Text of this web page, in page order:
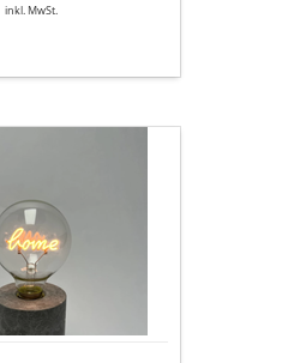
inkl. MwSt.